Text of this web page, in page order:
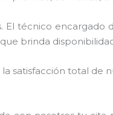
El técnico encargado
brinda
satisfacción total de